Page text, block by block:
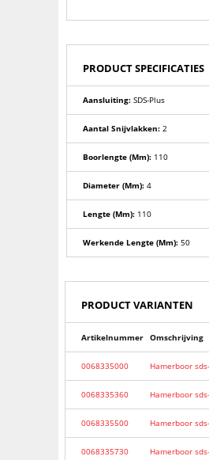
PRODUCT SPECIFICATIES
Aansluiting: SDS-Plus
Aantal Snijvlakken: 2
Boorlengte (mm): 110
Diameter (mm): 4
Lengte (mm): 110
Werkende Lengte (mm): 50
PRODUCT VARIANTEN
Artikelnummer Omschrijving
0068335000 Hamerboor
0068335360 Hamerboor
0068335500 Hamerboor
0068335730 Hamerboor